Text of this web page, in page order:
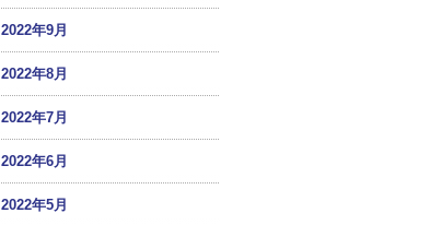
2022年9月
2022年8月
2022年7月
2022年6月
2022年5月